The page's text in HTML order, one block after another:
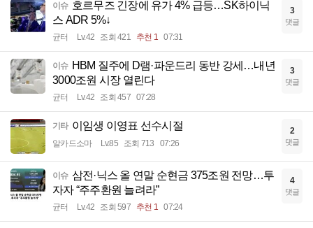
이슈 호르무즈 긴장에 유가 4% 급등…SK하이닉
스 ADR 5%↓
균터 Lv.42 조회 421 추천 1 07:31
3
댓글
이슈 HBM 질주에 D램·파운드리 동반 강세…내년
3000조원 시장 열린다
균터 Lv.42 조회 457 07:28
3
댓글
기타 이임생 이영표 선수시절
알카드소마 Lv.85 조회 713 07:26
2
댓글
이슈 삼전·닉스 올 연말 순현금 375조원 전망…투
자자 “주주환원 늘려라”
균터 Lv.42 조회 597 추천 1 07:24
4
댓글